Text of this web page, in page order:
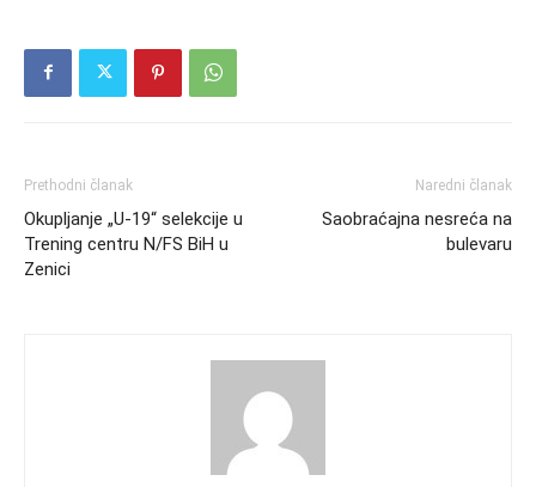
Prethodni članak
Okupljanje „U-19“ selekcije u
Trening centru N/FS BiH u
Zenici
Naredni članak
Saobraćajna nesreća na
bulevaru